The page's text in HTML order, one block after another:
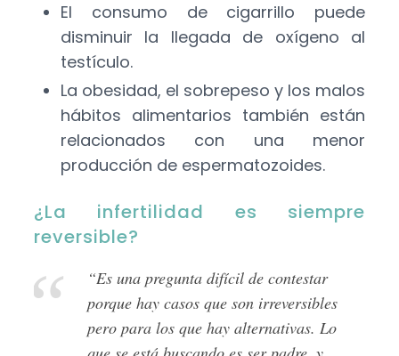
El consumo de cigarrillo puede
disminuir la llegada de oxígeno al
testículo.
La obesidad, el sobrepeso y los malos
hábitos alimentarios también están
relacionados con una menor
producción de espermatozoides.
¿La infertilidad es siempre
reversible?
“Es una pregunta difícil de contestar
porque hay casos que son irreversibles
pero para los que hay alternativas. Lo